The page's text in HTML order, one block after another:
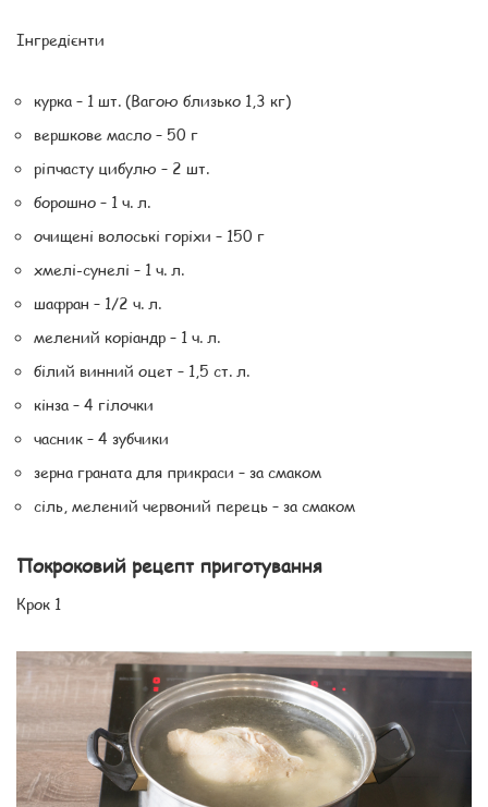
Інгредієнти
курка – 1 шт. (Вагою близько 1,3 кг)
вершкове масло – 50 г
ріпчасту цибулю – 2 шт.
борошно – 1 ч. л.
очищені волоські горіхи – 150 г
хмелі-сунелі – 1 ч. л.
шафран – 1/2 ч. л.
мелений коріандр – 1 ч. л.
білий винний оцет – 1,5 ст. л.
кінза – 4 гілочки
часник – 4 зубчики
зерна граната для прикраси – за смаком
сіль, мелений червоний перець – за смаком
Покроковий рецепт приготування
Крок 1